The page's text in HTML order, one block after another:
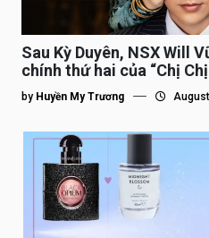
Sau Kỳ Duyên, NSX Will
chính thứ hai của “Chị Chị
by Huyền My Trương